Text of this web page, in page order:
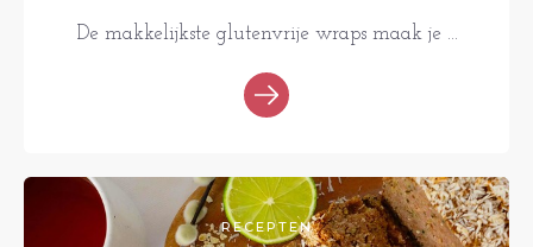
De makkelijkste glutenvrije wraps maak je ...
RECEPTEN